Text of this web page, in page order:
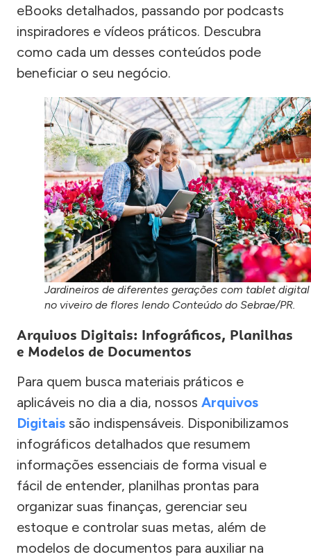
eBooks detalhados, passando por podcasts
inspiradores e vídeos práticos. Descubra
como cada um desses conteúdos pode
beneficiar o seu negócio.
Jardineiros de diferentes gerações com tablet digital
no viveiro de flores lendo Conteúdo do Sebrae/PR.
Arquivos Digitais: Infográficos, Planilhas
e Modelos de Documentos
Para quem busca materiais práticos e
aplicáveis no dia a dia, nossos Arquivos
Digitais são indispensáveis. Disponibilizamos
infográficos detalhados que resumem
informações essenciais de forma visual e
fácil de entender, planilhas prontas para
organizar suas finanças, gerenciar seu
estoque e controlar suas metas, além de
modelos de documentos para auxiliar na